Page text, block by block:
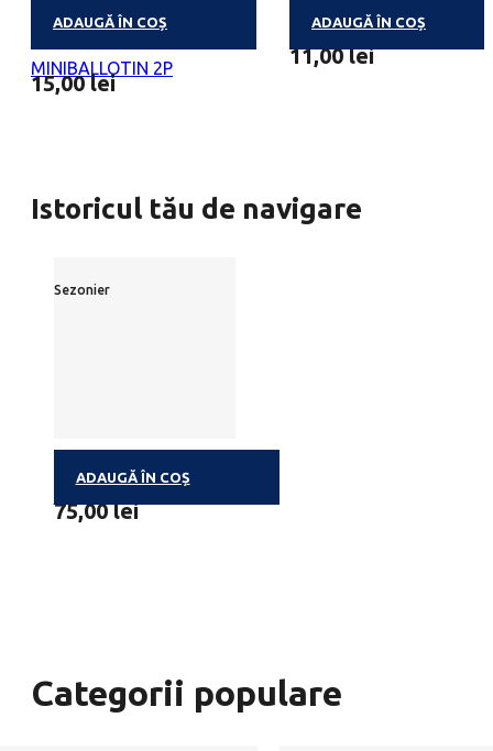
ADAUGĂ ÎN COȘ
MINIBALLOTIN 2P
15,00lei
ADAUGĂ ÎN COȘ
11,00lei
Istoricul tău de navigare
Sezonier
ADAUGĂ ÎN COȘ
75,00lei
Categorii populare